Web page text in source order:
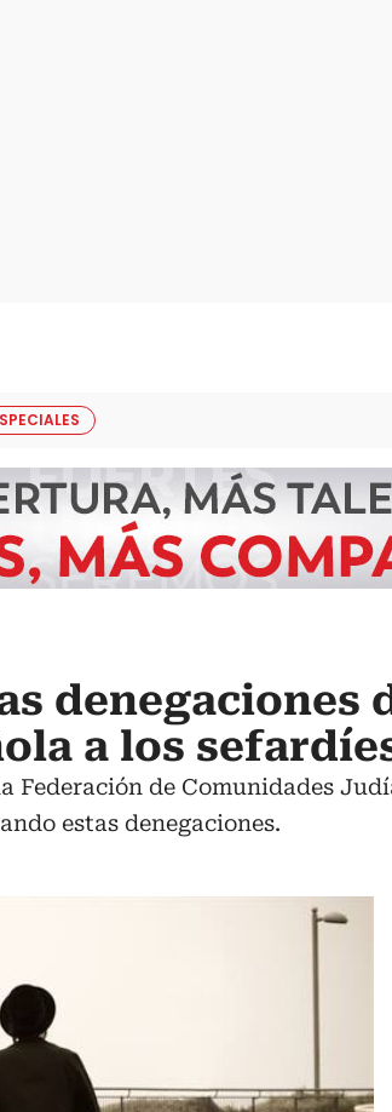
denegaciones
a los
Federación de Comunidades
estas denegaciones.